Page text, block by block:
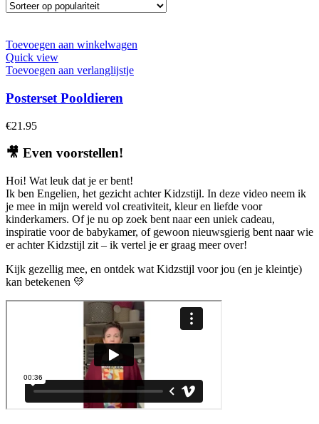
Toevoegen aan winkelwagen
Quick view
Toevoegen aan verlanglijstje
Posterset Pooldieren
€21.95
🎥 Even voorstellen!
Hoi! Wat leuk dat je er bent!
Ik ben Engelien, het gezicht achter Kidzstijl. In deze video neem ik
je mee in mijn wereld vol creativiteit, kleur en liefde voor
kinderkamers. Of je nu op zoek bent naar een uniek cadeau,
inspiratie voor de babykamer, of gewoon nieuwsgierig bent naar wie
er achter Kidzstijl zit – ik vertel je er graag meer over!
Kijk gezellig mee, en ontdek wat Kidzstijl voor jou (en je kleintje)
kan betekenen 💛